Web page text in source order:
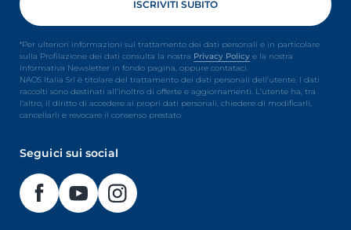
*Per ulteriori informazioni sul trattamento dei dati personali e in particolare
sulla Profilazione dei dati consulta la nostra Privacy Policy e la nostra
Informativa Newsletter in fondo pagina, oppure contataci.
NAOS Italia Srl è titolare del trattamento dei dati personali dell’utente. I dati
raccolti sono destinati all’inoltro di offerte e aggiornamenti. L’utente ha, tra
l’altro, il diritto di accedere ai propri dati personali, chiedere di modificarli,
cancellarli e revocare il consenso prestato.
Seguici sui social